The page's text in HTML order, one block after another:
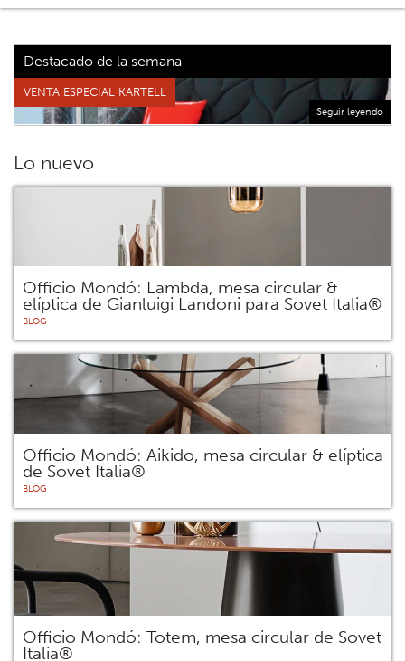
Destacado de la semana
VENTA ESPECIAL KARTELL
Seguir leyendo
Lo nuevo
Officio Mondó: Lambda, mesa circular &
elíptica de Gianluigi Landoni para Sovet Italia®
BLOG
Officio Mondó: Aikido, mesa circular & elíptica
de Sovet Italia®
BLOG
Officio Mondó: Totem, mesa circular de Sovet
Italia®